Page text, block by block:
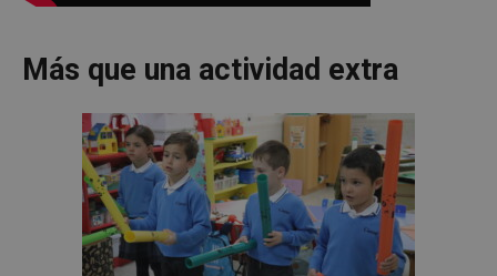
Más que una actividad extra